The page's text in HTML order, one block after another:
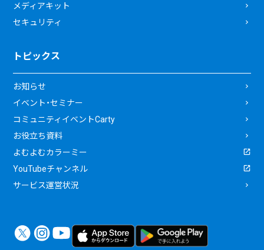
メディアキット
セキュリティ
トピックス
お知らせ
イベント・セミナー
コミュニティイベントCarty
お役立ち資料
よむよむカラーミー
YouTubeチャンネル
サービス運営状況